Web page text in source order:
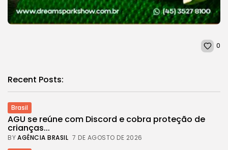
0
Recent Posts:
Brasil
AGU se reúne com Discord e cobra proteção de
crianças...
BYAGÊNCIA BRASIL 7 DE AGOSTO DE 2026